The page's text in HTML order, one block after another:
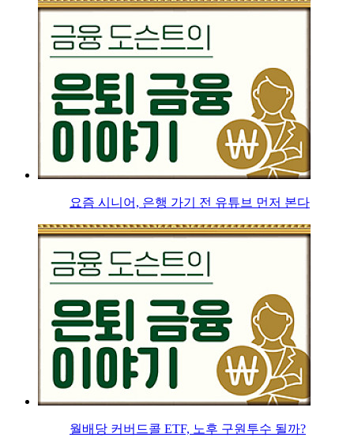
요즘 시니어, 은행 가기 전 유튜브 먼저 본다
월배당 커버드콜 ETF, 노후 구원투수 될까?